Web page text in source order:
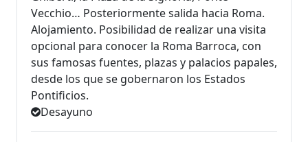
Vecchio… Posteriormente salida hacia Roma.
Alojamiento. Posibilidad de realizar una visita
opcional para conocer la Roma Barroca, con
sus famosas fuentes, plazas y palacios papales,
desde los que se gobernaron los Estados
Pontificios.
Desayuno